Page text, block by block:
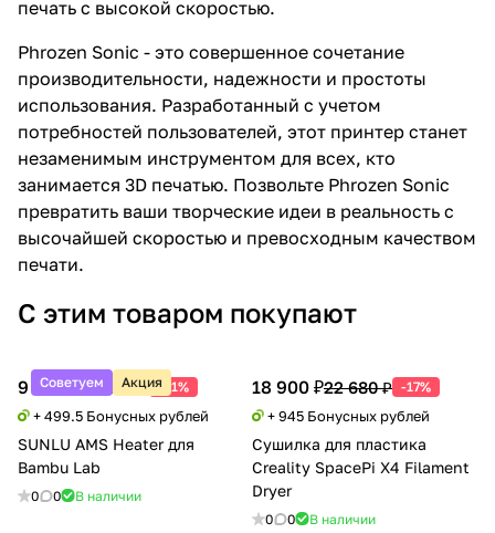
печать с высокой скоростью.
Phrozen Sonic - это совершенное сочетание
производительности, надежности и простоты
использования. Разработанный с учетом
потребностей пользователей, этот принтер станет
незаменимым инструментом для всех, кто
занимается 3D печатью. Позвольте Phrozen Sonic
превратить ваши творческие идеи в реальность с
высочайшей скоростью и превосходным качеством
печати.
С этим товаром покупают
Советуем Акция
9 990 ₽20 388 ₽ -51%
+ 499.5 Бонусных рублей
SUNLU AMS Heater для
Bambu Lab
0 0 В наличии
18 900 ₽22 680 ₽ -17%
+ 945 Бонусных рублей
Сушилка для пластика
Creality SpacePi X4 Filament
Dryer
0 0 В наличии